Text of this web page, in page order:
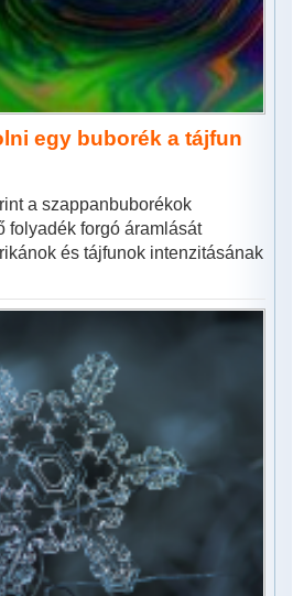
egy buborék a tájfun
a szappanbuborékok
folyadék forgó áramlását
és tájfunok intenzitásának